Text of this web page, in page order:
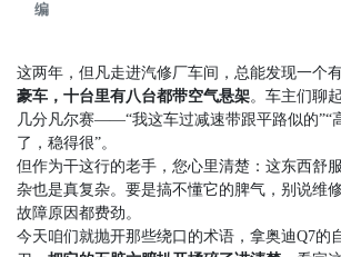
编
这两年，但凡走进汽修厂车间，总能发现一个
豪车，十台里有八台都带空气悬架。车主们聊
几分凡尔赛——“我这车过减速带跟平路似的”“
了，稳得很”。
但作为干这行的老手，您心里清楚：这东西舒
杂也是真复杂。要是搞不懂它的脾气，别说维
故障原因都费劲。
今天咱们就抛开那些绕口的术语，拿奥迪Q7的